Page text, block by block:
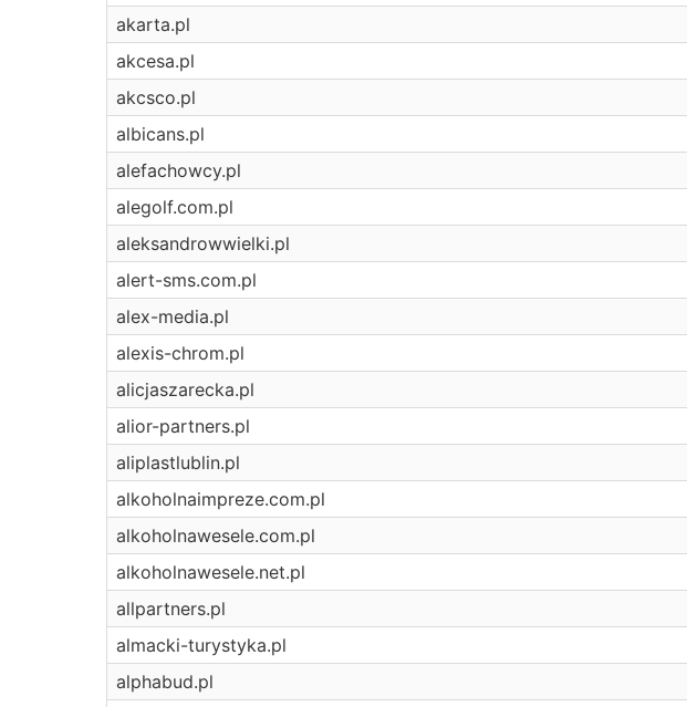
akarta.pl
akcesa.pl
akcsco.pl
albicans.pl
alefachowcy.pl
alegolf.com.pl
aleksandrowwielki.pl
alert-sms.com.pl
alex-media.pl
alexis-chrom.pl
alicjaszarecka.pl
alior-partners.pl
aliplastlublin.pl
alkoholnaimpreze.com.pl
alkoholnawesele.com.pl
alkoholnawesele.net.pl
allpartners.pl
almacki-turystyka.pl
alphabud.pl